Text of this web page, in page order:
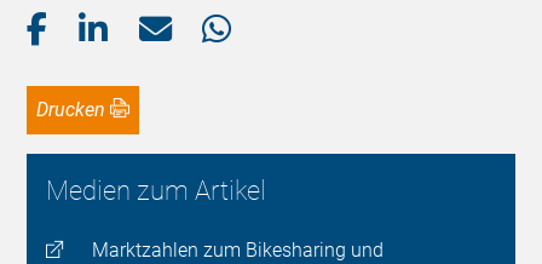
Drucken
Medien zum Artikel
Marktzahlen zum Bikesharing und